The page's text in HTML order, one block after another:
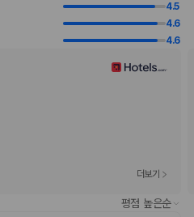
4.5
4.6
4.6
더보기
평점 높은순